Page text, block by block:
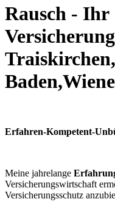
Rausch - Ihr
Erfahren-Kompetent-
Meine jahrelange
Versicherungswirtschaft
Versicherungsschutz